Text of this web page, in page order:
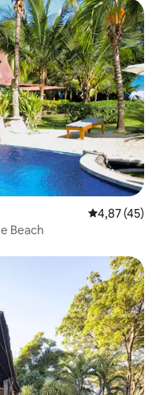
Classificação
4,87 (45)
Beach